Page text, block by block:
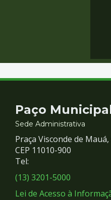
Contato
e
Redes
Sociais
Paço
Sede Administrativa
Praça Visconde de
CEP 11010-900
Tel:
(13) 3201-5000
Lei de Acesso à